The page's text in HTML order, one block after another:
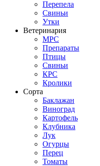
Перепела
Свиньи
Утки
Ветеринария
МРС
Препараты
Птицы
Свиньи
КРС
Кролики
Сорта
Баклажан
Виноград
Картофель
Клубника
Лук
Огурцы
Перец
Томаты